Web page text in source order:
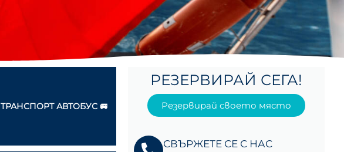
ТРАНСПОРТ АВТОБУС 🚐
РЕЗЕРВИРАЙ СЕГА!
Резервирай своето място
СВЪРЖЕТЕ СЕ С НАС